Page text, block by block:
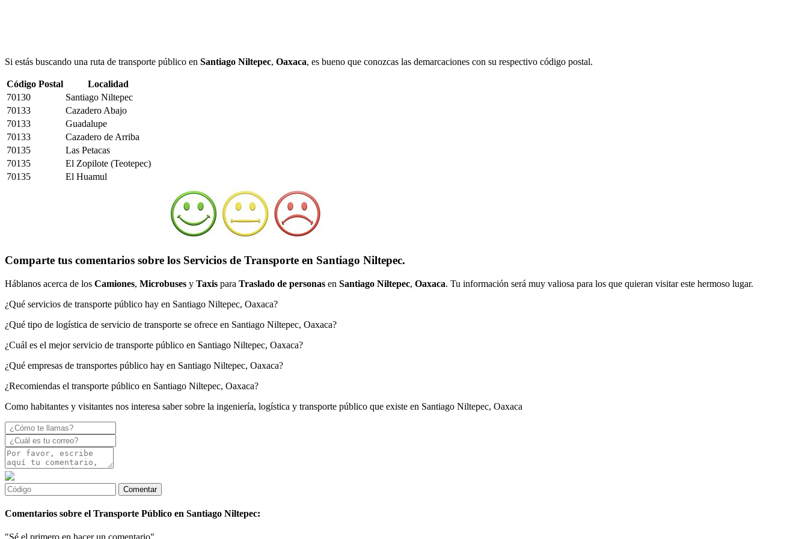
Si estás buscando una ruta de transporte público en Santiago Niltepec, Oaxaca, es bueno que conozcas las demarcaciones con su respectivo código postal.
Código Postal
Localidad
70130
Santiago Niltepec
70133
Cazadero Abajo
70133
Guadalupe
70133
Cazadero de Arriba
70135
Las Petacas
70135
El Zopilote (Teotepec)
70135
El Huamul
Comparte tus comentarios sobre los Servicios de Transporte en Santiago Niltepec.
Háblanos acerca de los Camiones, Microbuses y Taxis para Traslado de personas en Santiago Niltepec, Oaxaca. Tu información será muy valiosa para los que quieran visitar este hermoso lugar.
¿Qué servicios de transporte público hay en Santiago Niltepec, Oaxaca?
¿Qué tipo de logística de servicio de transporte se ofrece en Santiago Niltepec, Oaxaca?
¿Cuál es el mejor servicio de transporte público en Santiago Niltepec, Oaxaca?
¿Qué empresas de transportes público hay en Santiago Niltepec, Oaxaca?
¿Recomiendas el transporte público en Santiago Niltepec, Oaxaca?
Como habitantes y visitantes nos interesa saber sobre la ingeniería, logística y transporte público que existe en Santiago Niltepec, Oaxaca
Comentarios sobre el Transporte Público en Santiago Niltepec: